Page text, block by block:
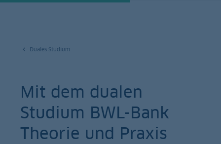
Duales Studium
Mit dem dualen
Studium BWL-Bank
Theorie und Praxis